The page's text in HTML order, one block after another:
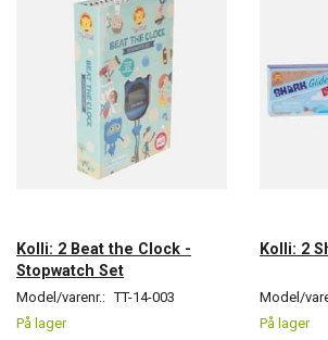
Kolli: 2 Beat the Clock -
Stopwatch Set
Model/varenr.: TT-14-003
På lager
Kolli: 2
Model/
På lager